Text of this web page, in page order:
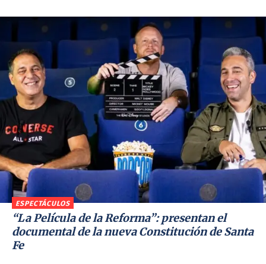
ESPECTÁCULOS
“La Película de la Reforma”: presentan el
documental de la nueva Constitución de Santa
Fe